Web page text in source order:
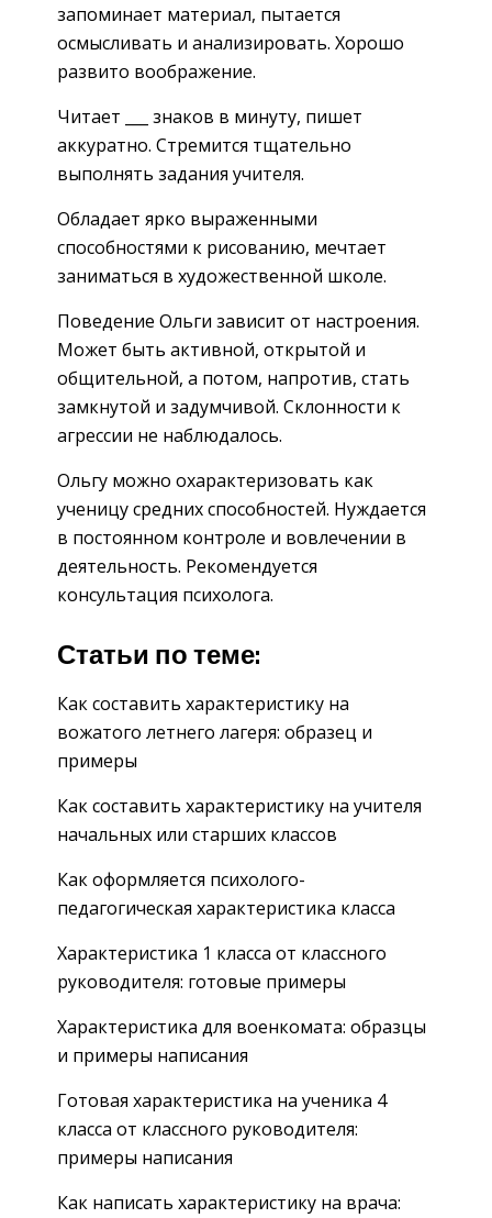
запоминает материал, пытается
осмысливать и анализировать. Хорошо
развито воображение.
Читает ___ знаков в минуту, пишет
аккуратно. Стремится тщательно
выполнять задания учителя.
Обладает ярко выраженными
способностями к рисованию, мечтает
заниматься в художественной школе.
Поведение Ольги зависит от настроения.
Может быть активной, открытой и
общительной, а потом, напротив, стать
замкнутой и задумчивой. Склонности к
агрессии не наблюдалось.
Ольгу можно охарактеризовать как
ученицу средних способностей. Нуждается
в постоянном контроле и вовлечении в
деятельность. Рекомендуется
консультация психолога.
Статьи по теме:
Как составить характеристику на
вожатого летнего лагеря: образец и
примеры
Как составить характеристику на учителя
начальных или старших классов
Как оформляется психолого-
педагогическая характеристика класса
Характеристика 1 класса от классного
руководителя: готовые примеры
Характеристика для военкомата: образцы
и примеры написания
Готовая характеристика на ученика 4
класса от классного руководителя:
примеры написания
Как написать характеристику на врача: